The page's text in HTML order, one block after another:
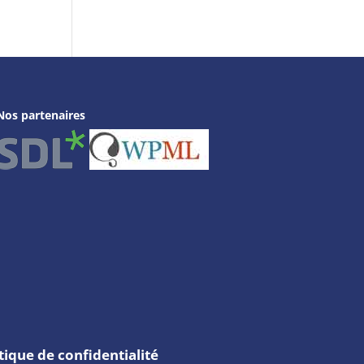
partenaires
de confidentialité